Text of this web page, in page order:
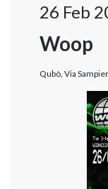
26 Feb
Woop
Qubò, Via